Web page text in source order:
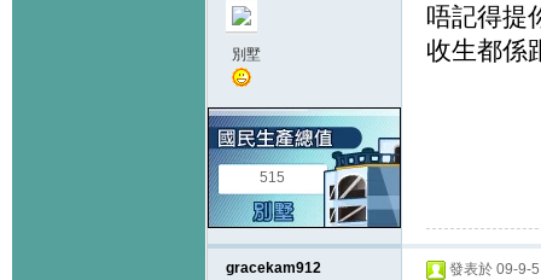
別墅
515
唔記得提
收生都係
gracekam912 發表於 09-9-